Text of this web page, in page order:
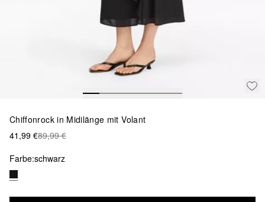
Chiffonrock in Midilänge mit Volant
41,99 €89,99 €
Farbe:schwarz